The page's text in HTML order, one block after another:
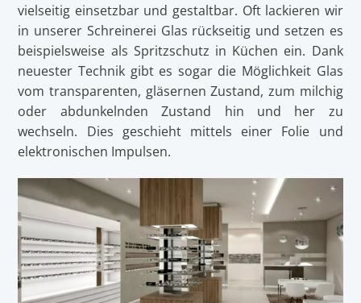
vielseitig einsetzbar und gestaltbar. Oft lackieren wir
in unserer Schreinerei Glas rückseitig und setzen es
beispielsweise als Spritzschutz in Küchen ein. Dank
neuester Technik gibt es sogar die Möglichkeit Glas
vom transparenten, gläsernen Zustand, zum milchig
oder abdunkelnden Zustand hin und her zu
wechseln. Dies geschieht mittels einer Folie und
elektronischen Impulsen.